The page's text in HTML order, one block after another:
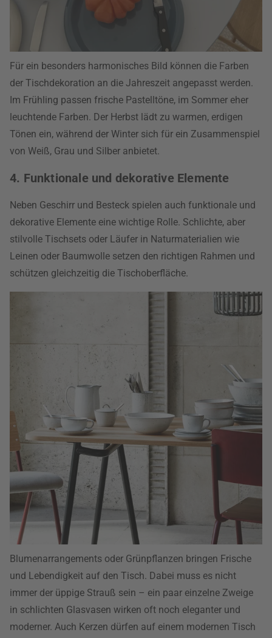
Für ein besonders harmonisches Bild können die Farben
der Tischdekoration an die Jahreszeit angepasst werden.
Im Frühling passen frische Pastelltöne, im Sommer eher
leuchtende Farben. Der Herbst lädt zu warmen, erdigen
Tönen ein, während der Winter sich für ein Zusammenspiel
von Weiß, Grau und Silber anbietet.
4. Funktionale und dekorative Elemente
Neben Geschirr und Besteck spielen auch funktionale und
dekorative Elemente eine wichtige Rolle. Schlichte, aber
stilvolle Tischsets oder Läufer in Naturmaterialien wie
Leinen oder Baumwolle setzen den richtigen Rahmen und
schützen gleichzeitig die Tischoberfläche.
Blumenarrangements oder Grünpflanzen bringen Frische
und Lebendigkeit auf den Tisch. Dabei muss es nicht
immer der üppige Strauß sein – ein paar einzelne Zweige
in schlichten Glasvasen wirken oft noch eleganter und
moderner. Auch Kerzen dürfen auf einem modernen Tisch